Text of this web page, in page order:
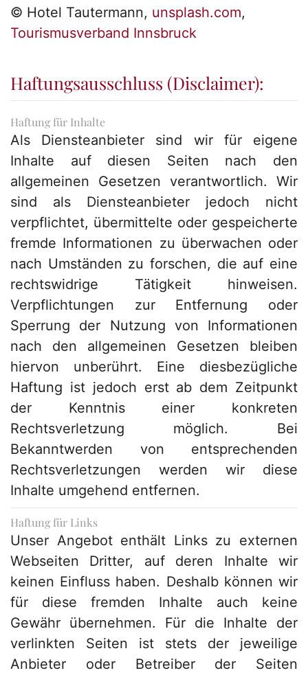
© Hotel Tautermann, unsplash.com,
Tourismusverband Innsbruck
Haftungsausschluss (Disclaimer):
Haftung für Inhalte
Als Diensteanbieter sind wir für eigene
Inhalte auf diesen Seiten nach den
allgemeinen Gesetzen verantwortlich. Wir
sind als Diensteanbieter jedoch nicht
verpflichtet, übermittelte oder gespeicherte
fremde Informationen zu überwachen oder
nach Umständen zu forschen, die auf eine
rechtswidrige Tätigkeit hinweisen.
Verpflichtungen zur Entfernung oder
Sperrung der Nutzung von Informationen
nach den allgemeinen Gesetzen bleiben
hiervon unberührt. Eine diesbezügliche
Haftung ist jedoch erst ab dem Zeitpunkt
der Kenntnis einer konkreten
Rechtsverletzung möglich. Bei
Bekanntwerden von entsprechenden
Rechtsverletzungen werden wir diese
Inhalte umgehend entfernen.
Haftung für Links
Unser Angebot enthält Links zu externen
Webseiten Dritter, auf deren Inhalte wir
keinen Einfluss haben. Deshalb können wir
für diese fremden Inhalte auch keine
Gewähr übernehmen. Für die Inhalte der
verlinkten Seiten ist stets der jeweilige
Anbieter oder Betreiber der Seiten